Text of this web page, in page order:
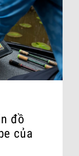
đồ
của